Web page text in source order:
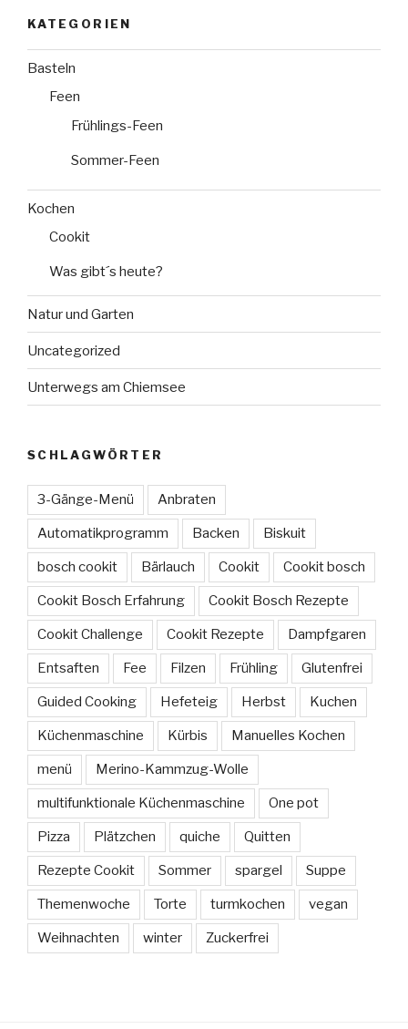
KATEGORIEN
Basteln
Feen
Frühlings-Feen
Sommer-Feen
Kochen
Cookit
Was gibt´s heute?
Natur und Garten
Uncategorized
Unterwegs am Chiemsee
SCHLAGWÖRTER
3-Gänge-Menü Anbraten
Automatikprogramm Backen Biskuit
bosch cookit Bärlauch Cookit Cookit bosch
Cookit Bosch Erfahrung Cookit Bosch Rezepte
Cookit Challenge Cookit Rezepte Dampfgaren
Entsaften Fee Filzen Frühling Glutenfrei
Guided Cooking Hefeteig Herbst Kuchen
Küchenmaschine Kürbis Manuelles Kochen
menü Merino-Kammzug-Wolle
multifunktionale Küchenmaschine One pot
Pizza Plätzchen quiche Quitten
Rezepte Cookit Sommer spargel Suppe
Themenwoche Torte turmkochen vegan
Weihnachten winter Zuckerfrei